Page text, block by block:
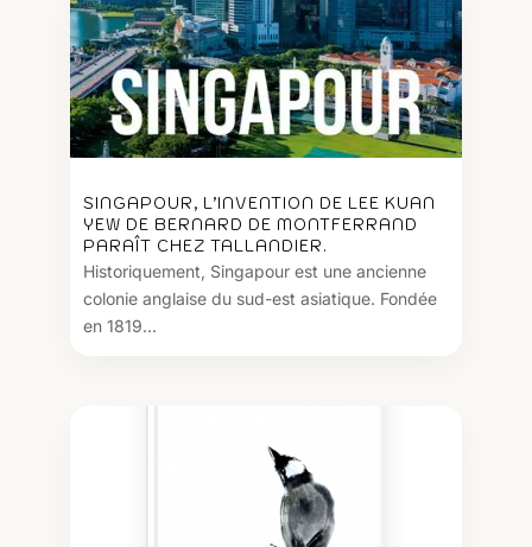
SINGAPOUR, L’INVENTION DE LEE KUAN
YEW DE BERNARD DE MONTFERRAND
PARAÎT CHEZ TALLANDIER.
Historiquement, Singapour est une ancienne
colonie anglaise du sud-est asiatique. Fondée
en 1819...